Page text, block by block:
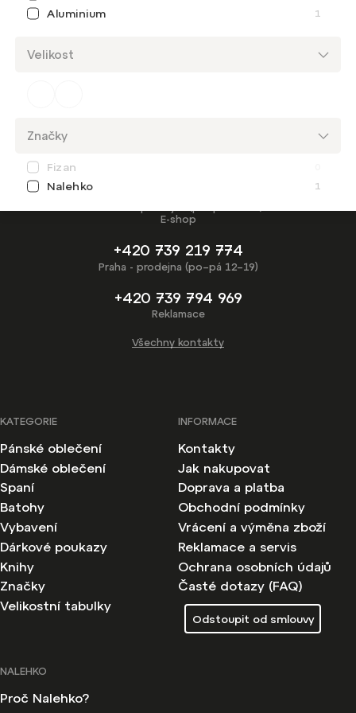
Značky
Fizan
Nalehko 1
Aluminium 1
Velikost
E-shop
+420 739 219 774
Praha - prodejna (po–pá 12–19)
+420 739 794 969
Reklamace
Všechny kontakty
KATEGORIE
Pánské oblečení
Dámské oblečení
Spaní
Batohy
Vybavení
Dárkové poukazy
Knihy
Značky
Velikostní tabulky
INFORMACE
Kontakty
Jak nakupovat
Doprava a platba
Obchodní podmínky
Vrácení a výměna zboží
Reklamace a servis
Ochrana osobních údajů
Časté dotazy (FAQ)
Odstoupit od smlouvy
NALEHKO
Proč Nalehko?